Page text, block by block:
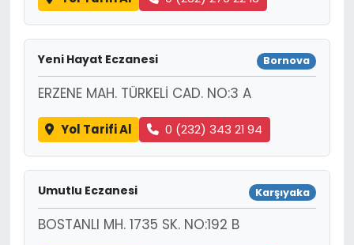
Yeni Hayat Eczanesi Bornova
ERZENE MAH. TÜRKELİ CAD. NO:3 A
Yol Tarifi Al 0 (232) 343 21 94
Umutlu Eczanesi Karşıyaka
BOSTANLI MH. 1735 SK. NO:192 B